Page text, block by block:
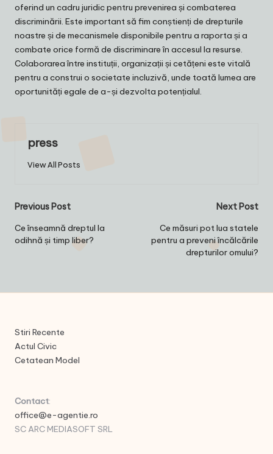
oferind un cadru juridic pentru prevenirea și combaterea
discriminării. Este important să fim conștienți de drepturile
noastre și de mecanismele disponibile pentru a raporta și a
combate orice formă de discriminare în accesul la resurse.
Colaborarea între instituții, organizații și cetățeni este vitală
pentru a construi o societate incluzivă, unde toată lumea are
oportunități egale de a-și dezvolta potențialul.
press
View All Posts
Post
navigation
Previous Post
Ce înseamnă dreptul la
odihnă și timp liber?
Next Post
Ce măsuri pot lua statele
pentru a preveni încălcările
drepturilor omului?
Stiri Recente
Actul Civic
Cetatean Model
Contact:
office@e-agentie.ro
SC ARC MEDIASOFT SRL